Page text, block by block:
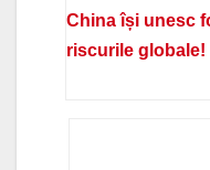
China își unesc
riscurile globale!